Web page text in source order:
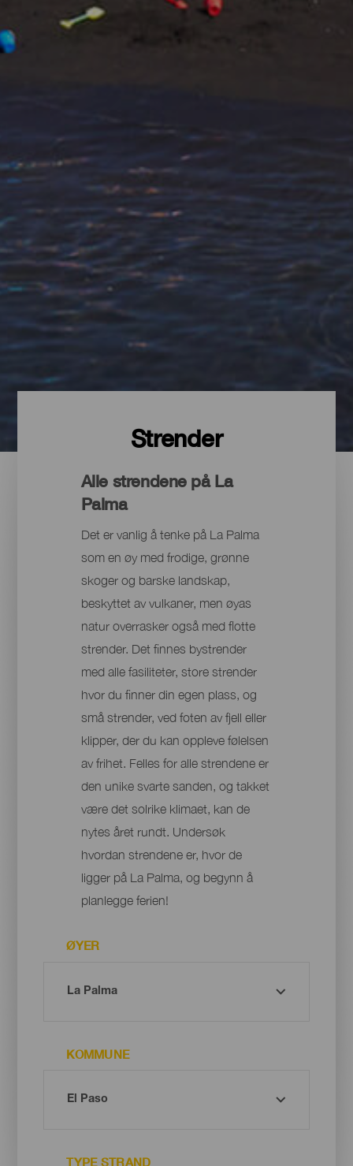
Strender
Alle strendene på La
Palma
Det er vanlig å tenke på La Palma
som en øy med frodige, grønne
skoger og barske landskap,
beskyttet av vulkaner, men øyas
natur overrasker også med flotte
strender. Det finnes bystrender
med alle fasiliteter, store strender
hvor du finner din egen plass, og
små strender, ved foten av fjell eller
klipper, der du kan oppleve følelsen
av frihet. Felles for alle strendene er
den unike svarte sanden, og takket
være det solrike klimaet, kan de
nytes året rundt. Undersøk
hvordan strendene er, hvor de
ligger på La Palma, og begynn å
planlegge ferien!
ØYER
KOMMUNE
TYPE STRAND